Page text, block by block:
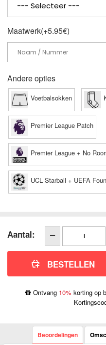
Maatwerk(+5.95€)
Andere opties
Voetbalsokken
Premier League Patch
Premier League + No
UCL Starball + UEFA
Aantal:
Ontvang 10% korting op
Beoordelingen